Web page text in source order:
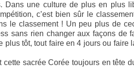
Dans une culture de plus en plus
c’est bien sûr le
le classement ! Un peu plus de
sans rien changer aux façons de
plus tôt, tout faire en 4 jours ou faire
cette sacrée Corée toujours en tête